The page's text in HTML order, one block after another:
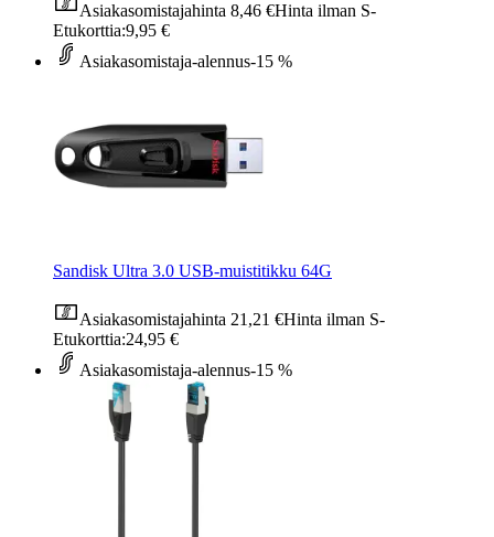
Asiakasomistajahinta 8,46 €Hinta ilman S-
Etukorttia:9,95 €
Asiakasomistaja-alennus-15 %
Sandisk Ultra 3.0 USB-muistitikku 64G
Asiakasomistajahinta 21,21 €Hinta ilman S-
Etukorttia:24,95 €
Asiakasomistaja-alennus-15 %